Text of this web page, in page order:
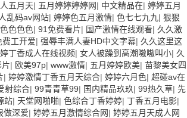
五月天| 五月婷婷婷婷网| 中文精品在| 婷婷五月
乱码av网站| 婷婷色五月激情| 色七七九九 | 狠狠
色色色| 91免费看片| 国产激情在线观看| 久久激
工开爱| 强辱丰满人妻HD中文字幕| 久久这里这
丁香成人在线视频| 女人被躁到高潮嗷嗷叫小| 久
片| 欧美97p| www激情| 五月婷婷欧美| 苗黎美女四
| 婷婷激情丁香五月天综合| 婷婷六月色| 超碰av在
射综合| 99青青草99| 国内精品玖玖| 99热久草| 先
站| 天堂网啪啪| 色综合丁香婷婷| 丁香五月电影|
做深爱| 婷婷五月激情综合网| 婷婷五月天成人网